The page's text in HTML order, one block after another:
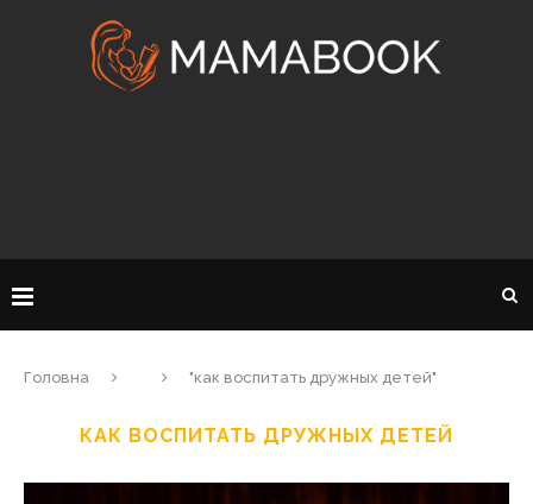
Головна "как воспитать дружных детей"
КАК ВОСПИТАТЬ ДРУЖНЫХ ДЕТЕЙ